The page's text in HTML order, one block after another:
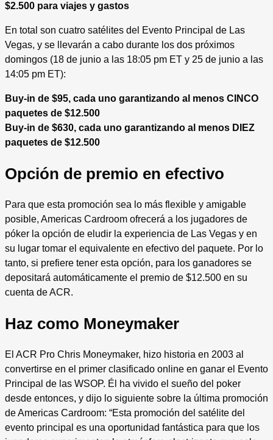
$2.500 para viajes y gastos
En total son cuatro satélites del Evento Principal de Las
Vegas, y se llevarán a cabo durante los dos próximos
domingos (18 de junio a las 18:05 pm ET y 25 de junio a las
14:05 pm ET):
Buy-in de $95, cada uno garantizando al menos CINCO
paquetes de $12.500
Buy-in de $630, cada uno garantizando al menos DIEZ
paquetes de $12.500
Opción de premio en efectivo
Para que esta promoción sea lo más flexible y amigable
posible, Americas Cardroom ofrecerá a los jugadores de
póker la opción de eludir la experiencia de Las Vegas y en
su lugar tomar el equivalente en efectivo del paquete. Por lo
tanto, si prefiere tener esta opción, para los ganadores se
depositará automáticamente el premio de $12.500 en su
cuenta de ACR.
Haz como Moneymaker
El ACR Pro Chris Moneymaker, hizo historia en 2003 al
convertirse en el primer clasificado online en ganar el Evento
Principal de las WSOP. Él ha vivido el sueño del poker
desde entonces, y dijo lo siguiente sobre la última promoción
de Americas Cardroom: “Esta promoción del satélite del
evento principal es una oportunidad fantástica para que los